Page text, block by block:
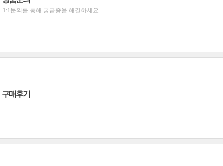
1:1문의를 통해 궁금증을 해결하세요.
구매후기